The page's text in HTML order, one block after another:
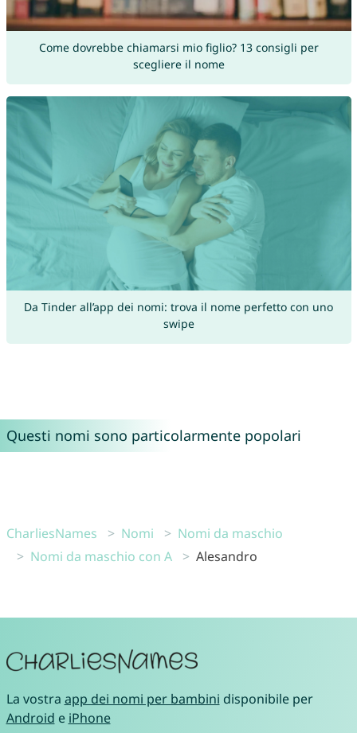
Come dovrebbe chiamarsi mio figlio? 13 consigli per
scegliere il nome
Da Tinder all’app dei nomi: trova il nome perfetto con uno
swipe
Questi nomi sono particolarmente popolari
CharliesNames Nomi
Nomi da maschio
Nomi da maschio con A
Alesandro
La vostra app dei nomi per bambini disponibile per
Android e iPhone